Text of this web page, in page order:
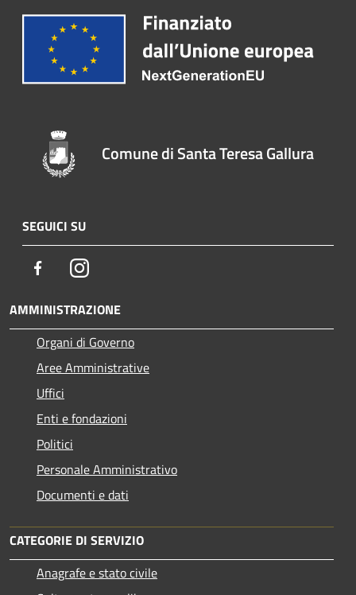
Comune di Santa Teresa Gallura
SEGUICI SU
FacebookInstagram
AMMINISTRAZIONE
Organi di Governo
Aree Amministrative
Uffici
Enti e fondazioni
Politici
Personale Amministrativo
Documenti e dati
CATEGORIE DI SERVIZIO
Anagrafe e stato civile